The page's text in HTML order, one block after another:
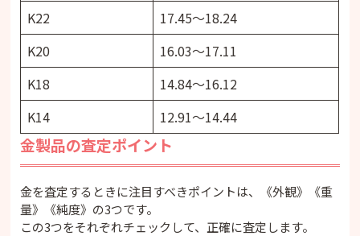
K22
17.45～18.24
K20
16.03～17.11
K18
14.84～16.12
K14
12.91～14.44
金製品の査定ポイント
金を査定するときに注目すべきポイントは、《外観》《重
量》《純度》の3つです。
この3つをそれぞれチェックして、正確に査定します。